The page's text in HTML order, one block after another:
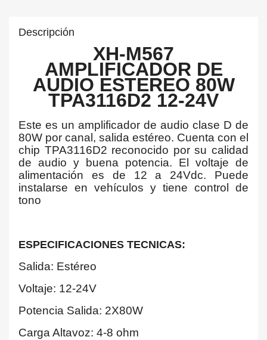
Descripción
XH-M567
AMPLIFICADOR DE
AUDIO ESTEREO 80W
TPA3116D2 12-24V
Este es un amplificador de audio clase D de
80W por canal, salida estéreo. Cuenta con el
chip TPA3116D2 reconocido por su calidad
de audio y buena potencia. El voltaje de
alimentación es de 12 a 24Vdc. Puede
instalarse en vehículos y tiene control de
tono
ESPECIFICACIONES TECNICAS:
Salida: Estéreo
Voltaje: 12-24V
Potencia Salida: 2X80W
Carga Altavoz: 4-8 ohm